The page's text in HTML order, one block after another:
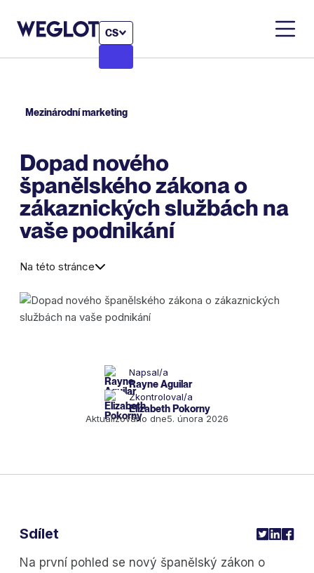
CS
Mezinárodní marketing
Dopad nového
španělského zákona o
zákaznických službách na
vaše podnikání
Na této stránce
Napsal/a
Rayne Aguilar
Zkontroloval/a
Elizabeth Pokorny
Aktualizováno dne5. února 2026
Na první pohled se nový španělský zákon o
Sdílet